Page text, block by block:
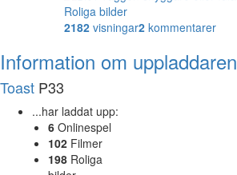
Roliga bilder
2182 visningar2 kommentarer
Information om uppladdaren
Toast P33
...har laddat upp:
6 Onlinespel
102 Filmer
198 Roliga